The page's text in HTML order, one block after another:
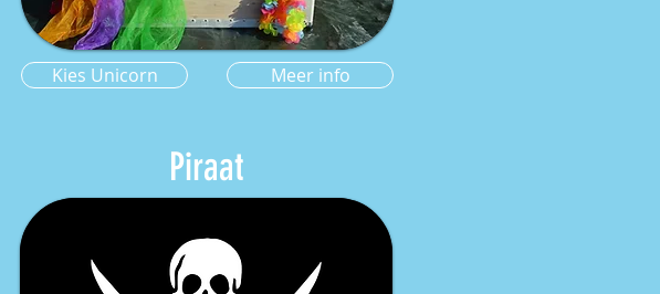
Kies Unicorn Meer info
Piraat